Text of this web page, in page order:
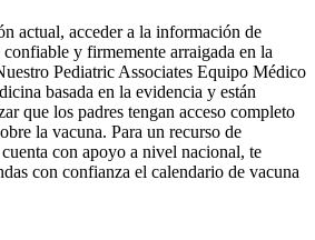
actual, acceder a la información de
y firmemente arraigada en la
Pediatric Associates Equipo Médico
basada en la evidencia y están
que los padres tengan acceso completo
la vacuna. Para un recurso de
con apoyo a nivel nacional, te
con confianza el calendario de vacuna